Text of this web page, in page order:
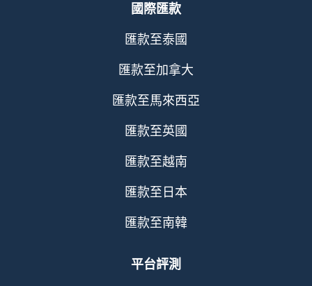
國際匯款
匯款至泰國
匯款至加拿大
匯款至馬來西亞
匯款至英國
匯款至越南
匯款至日本
匯款至南韓
平台評測